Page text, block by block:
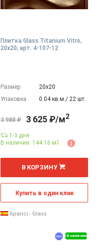
Плитка Glass Titanium Vitro,
20x20, арт. 4-107-12
Размер
20х20
Упаковка
0.04 кв.м./ 22 шт.
В наличии
3 988 ₽ 3 625 ₽/м2
1-3 дня
В наличии: 144.16 м2
м
В КОРЗИНУ
Купить в один клик
Aparici - Glass